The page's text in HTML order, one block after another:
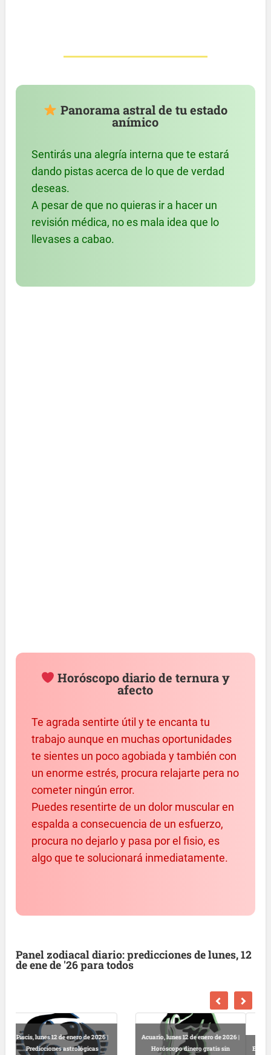
Panorama astral de tu estado
anímico
Sentirás una alegría interna que te estará
dando pistas acerca de lo que de verdad
deseas.
A pesar de que no quieras ir a hacer un
revisión médica, no es mala idea que lo
llevases a cabao.
Horóscopo diario de ternura y
afecto
Te agrada sentirte útil y te encanta tu
trabajo aunque en muchas oportunidades
te sientes un poco agobiada y también con
un enorme estrés, procura relajarte pera no
cometer ningún error.
Puedes resentirte de un dolor muscular en
espalda a consecuencia de un esfuerzo,
procura no dejarlo y pasa por el fisio, es
algo que te solucionará inmediatamente.
Panel zodiacal diario: predicciones de lunes, 12
de ene de '26 para todos
Escorpio, lunes 12 de enero de 2026
Libra, lunes 12 de enero de 2026 |
Horóscopo dinero gratis sin